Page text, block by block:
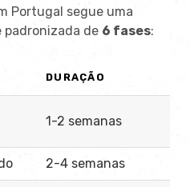
Portugal segue uma
de 6 fases:
DURAÇÃO
1-2 semanas
2-4 semanas